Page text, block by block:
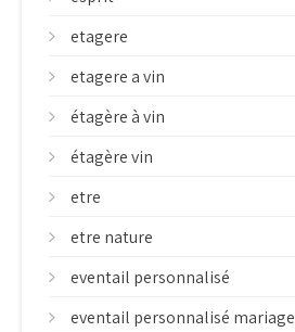
etagere
etagere a vin
étagère à vin
étagère vin
etre
etre nature
eventail personnalisé
eventail personnalisé mariage